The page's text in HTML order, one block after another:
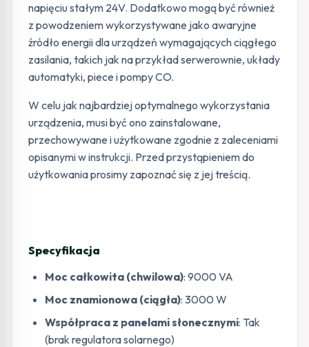
napięciu stałym 24V. Dodatkowo mogą być również
z powodzeniem wykorzystywane jako awaryjne
źródło energii dla urządzeń wymagających ciągłego
zasilania, takich jak na przykład serwerownie, układy
automatyki, piece i pompy CO.
W celu jak najbardziej optymalnego wykorzystania
urządzenia, musi być ono zainstalowane,
przechowywane i użytkowane zgodnie z zaleceniami
opisanymi w instrukcji. Przed przystąpieniem do
użytkowania prosimy zapoznać się z jej treścią.
Specyfikacja
Moc całkowita (chwilowa): 9000 VA
Moc znamionowa (ciągła): 3000 W
Współpraca z panelami słonecznymi: Tak
(brak regulatora solarnego)